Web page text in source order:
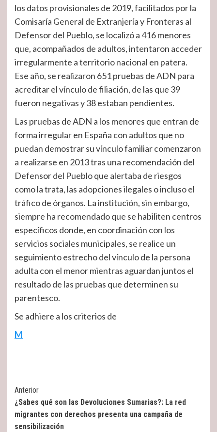
los datos provisionales de 2019, facilitados por la
Comisaría General de Extranjería y Fronteras al
Defensor del Pueblo, se localizó a 416 menores
que, acompañados de adultos, intentaron acceder
irregularmente a territorio nacional en patera.
Ese año, se realizaron 651 pruebas de ADN para
acreditar el vínculo de filiación, de las que 39
fueron negativas y 38 estaban pendientes.
Las pruebas de ADN a los menores que entran de
forma irregular en España con adultos que no
puedan demostrar su vínculo familiar comenzaron
a realizarse en 2013 tras una recomendación del
Defensor del Pueblo que alertaba de riesgos
como la trata, las adopciones ilegales o incluso el
tráfico de órganos. La institución, sin embargo,
siempre ha recomendado que se habiliten centros
específicos donde, en coordinación con los
servicios sociales municipales, se realice un
seguimiento estrecho del vínculo de la persona
adulta con el menor mientras aguardan juntos el
resultado de las pruebas que determinen su
parentesco.
Se adhiere a los criterios de
M
Post
Navigation
Anterior
¿Sabes qué son las Devoluciones Sumarias?: La red
migrantes con derechos presenta una campaña de
sensibilización